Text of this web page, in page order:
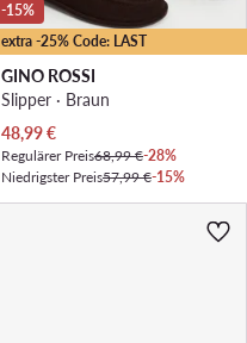
extra -25% Code: LAST
-15%
GINO ROSSI
Slipper · Braun
Aktueller Preis
48,99€
Regulärer Preis68,99 €-28%
Niedrigster Preis57,99 €-15%